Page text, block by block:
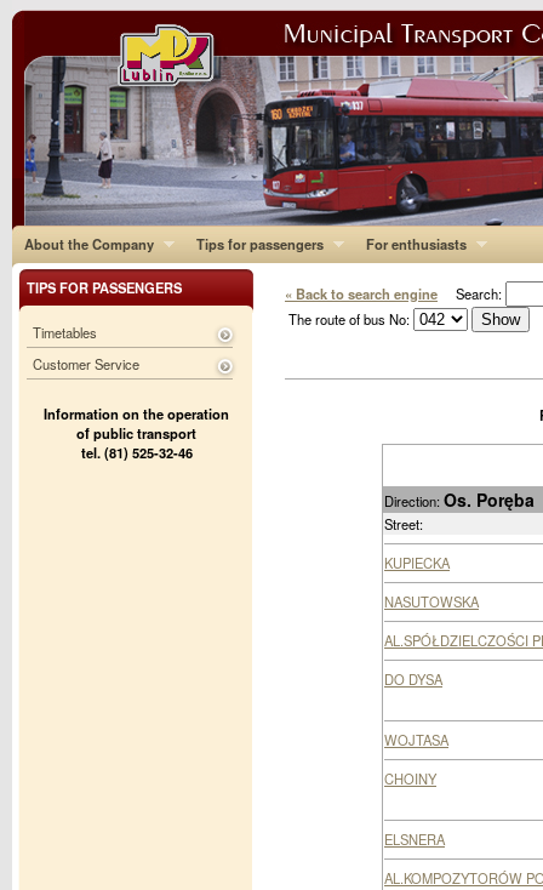
About the Company Tips for passengers For enthusiasts
« Back to search engine Search:
The route of bus No:
Direction: Os. Poręba
Street:
KUPIECKA
NASUTOWSKA
AL.SPÓŁDZIELCZOŚCI
DO DYSA
WOJTASA
CHOINY
ELSNERA
AL.KOMPOZYTORÓW
TIPS FOR PASSENGERS
Timetables
Customer Service
Information on the operation
of public transport
tel. (81) 525-32-46